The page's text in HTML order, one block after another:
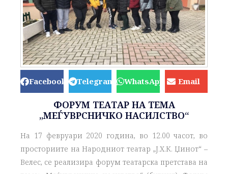
Facebook Telegram WhatsApp Email
ФОРУМ ТЕАТАР НА ТЕМА
„МЕЃУВРСНИЧКО НАСИЛСТВО“
На 17 февруари 2020 година, во 12.00 часот, во
просториите на Народниот театар „Ј.Х.К. Џинот“ –
Велес, се реализира форум театарска претстава на